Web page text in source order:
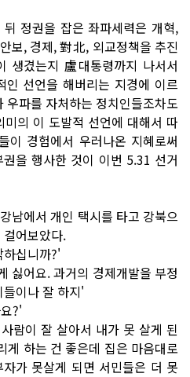
정권을 잡은 좌파세력은 개혁,
보, 경제, 對北, 외교정책을 추진
생겼는지 盧대통령까지 나서서
인 선언을 해버리는 지경에 이르
우파를 자처하는 정치인들조차도
의 이 도발적 선언에 대해서 따
이 경험에서 우러나온 지혜로써
을 행사한 것이 이번 5.31 선거
남에서 개인 택시를 타고 강북으
어보았다.
십니까?'
싫어요. 과거의 경제개발을 부정
이나 잘 하지'
?'
람이 잘 살아서 내가 못 살게 된
게 하는 건 좋은데 집은 마음대로
가 못살게 되면 서민들은 더 못